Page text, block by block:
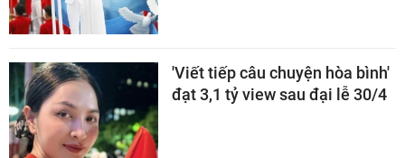
'Viết tiếp câu chuyện hòa bình'
đạt 3,1 tỷ view sau đại lễ 30/4